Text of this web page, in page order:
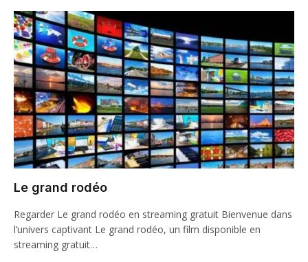
Le grand rodéo
Regarder Le grand rodéo en streaming gratuit Bienvenue dans
l’univers captivant Le grand rodéo, un film disponible en
streaming gratuit…